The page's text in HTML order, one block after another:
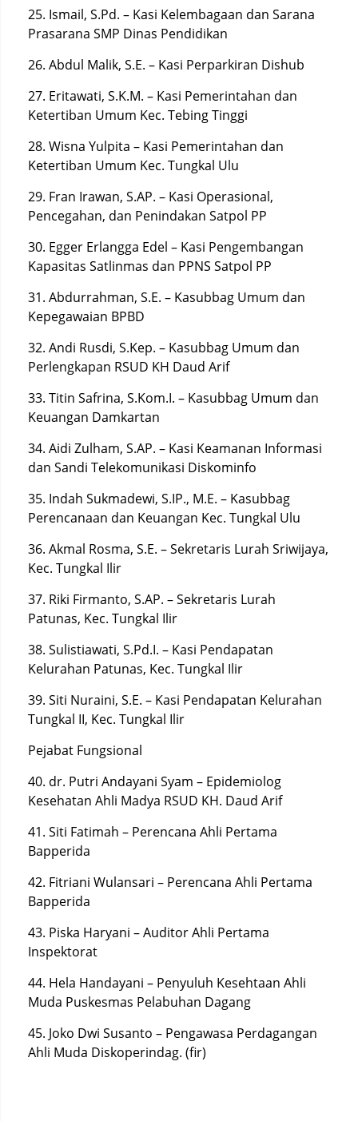
25. Ismail, S.Pd. – Kasi Kelembagaan dan Sarana
Prasarana SMP Dinas Pendidikan
26. Abdul Malik, S.E. – Kasi Perparkiran Dishub
27. Eritawati, S.K.M. – Kasi Pemerintahan dan
Ketertiban Umum Kec. Tebing Tinggi
28. Wisna Yulpita – Kasi Pemerintahan dan
Ketertiban Umum Kec. Tungkal Ulu
29. Fran Irawan, S.AP. – Kasi Operasional,
Pencegahan, dan Penindakan Satpol PP
30. Egger Erlangga Edel – Kasi Pengembangan
Kapasitas Satlinmas dan PPNS Satpol PP
31. Abdurrahman, S.E. – Kasubbag Umum dan
Kepegawaian BPBD
32. Andi Rusdi, S.Kep. – Kasubbag Umum dan
Perlengkapan RSUD KH Daud Arif
33. Titin Safrina, S.Kom.I. – Kasubbag Umum dan
Keuangan Damkartan
34. Aidi Zulham, S.AP. – Kasi Keamanan Informasi
dan Sandi Telekomunikasi Diskominfo
35. Indah Sukmadewi, S.IP., M.E. – Kasubbag
Perencanaan dan Keuangan Kec. Tungkal Ulu
36. Akmal Rosma, S.E. – Sekretaris Lurah Sriwijaya,
Kec. Tungkal Ilir
37. Riki Firmanto, S.AP. – Sekretaris Lurah
Patunas, Kec. Tungkal Ilir
38. Sulistiawati, S.Pd.I. – Kasi Pendapatan
Kelurahan Patunas, Kec. Tungkal Ilir
39. Siti Nuraini, S.E. – Kasi Pendapatan Kelurahan
Tungkal II, Kec. Tungkal Ilir
Pejabat Fungsional
40. dr. Putri Andayani Syam – Epidemiolog
Kesehatan Ahli Madya RSUD KH. Daud Arif
41. Siti Fatimah – Perencana Ahli Pertama
Bapperida
42. Fitriani Wulansari – Perencana Ahli Pertama
Bapperida
43. Piska Haryani – Auditor Ahli Pertama
Inspektorat
44. Hela Handayani – Penyuluh Kesehtaan Ahli
Muda Puskesmas Pelabuhan Dagang
45. Joko Dwi Susanto – Pengawasa Perdagangan
Ahli Muda Diskoperindag. (fir)